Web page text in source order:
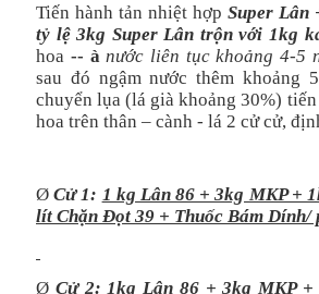
Tiến hành tản nhiệt hợp Super Lân
tỷ lệ 3kg Super Lân trộn với 1kg
hoa -- ànước liên tục khoảng 4-5
sau đó ngậm nước thêm khoảng
chuyển lụa (lá già khoảng 30%)
hoa trên thân – cành - lá 2 cử cử,
ØCử 1: 1 kg Lân 86 + 3kg MKP +
lít Chặn Đọt 39 + Thuốc Bám Dính/
Ø Cử 2:1kg Lân 86 + 3kg MKP